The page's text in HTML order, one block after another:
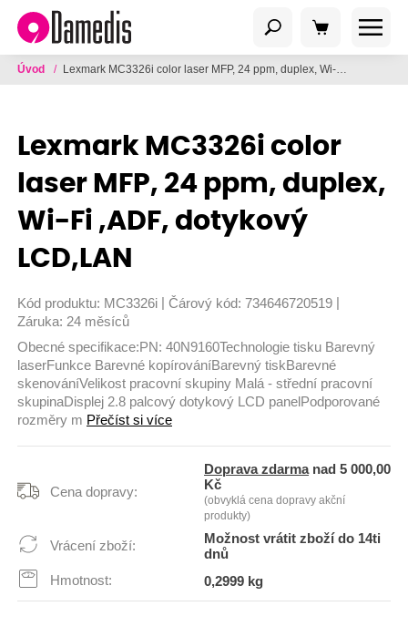
Úvod / Lexmark MC3326i color laser MFP, 24 ppm, duplex, Wi-Fi ,ADF, dotykový LCD,LAN
Lexmark MC3326i color
laser MFP, 24 ppm, duplex,
Wi-Fi ,ADF, dotykový
LCD,LAN
Kód produktu: MC3326i Čárový kód: 734646720519
Záruka: 24 měsíců
Obecné specifikace:PN: 40N9160Technologie tisku Barevný
laserFunkce Barevné kopírováníBarevný tiskBarevné
skenováníVelikost pracovní skupiny Malá - střední pracovní
skupinaDisplej 2.8 palcový dotykový LCD panelPodporované
rozměry m Přečíst si více
Cena dopravy:
Doprava zdarmanad 5 000,00
Kč
(obvyklá cena dopravy akční
produkty)
Vrácení zboží:
Možnost vrátit zboží do 14ti
dnů
Hmotnost:
0,2999 kg